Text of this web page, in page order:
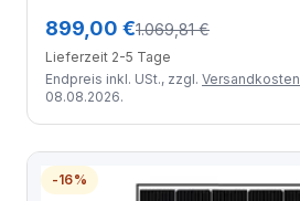
899,00 €1.069,81 €
Lieferzeit 2-5 Tage
Endpreis inkl. USt., zzgl. Versandkosten
08.08.2026.
-16%